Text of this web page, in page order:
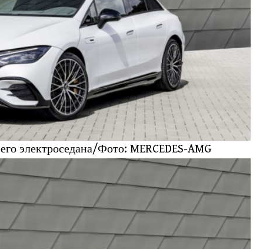
электроседана/Фото: MERCEDES-AMG